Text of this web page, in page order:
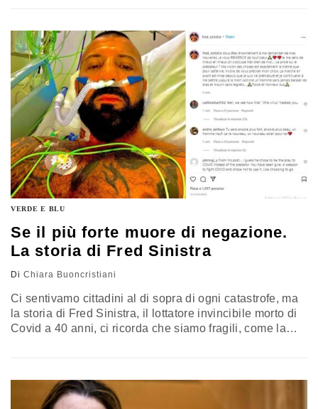
VERDE E BLU
Se il più forte muore di negazione.
La storia di Fred Sinistra
Di Chiara Buoncristiani
Ci sentivamo cittadini al di sopra di ogni catastrofe, ma
la storia di Fred Sinistra, il lottatore invincibile morto di
Covid a 40 anni, ci ricorda che siamo fragili, come la